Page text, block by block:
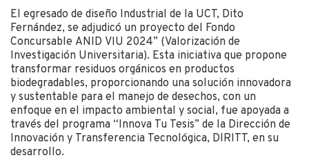
El egresado de diseño Industrial de la UCT, Dito
Fernández, se adjudicó un proyecto del Fondo
Concursable ANID VIU 2024” (Valorización de
Investigación Universitaria). Esta iniciativa que propone
transformar residuos orgánicos en productos
biodegradables, proporcionando una solución innovadora
y sustentable para el manejo de desechos, con un
enfoque en el impacto ambiental y social, fue apoyada a
través del programa “Innova Tu Tesis” de la Dirección de
Innovación y Transferencia Tecnológica, DIRITT, en su
desarrollo.